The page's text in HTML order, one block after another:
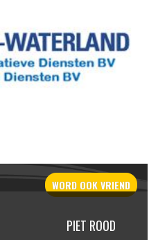
WORD OOKVRIEND
PIET ROOD